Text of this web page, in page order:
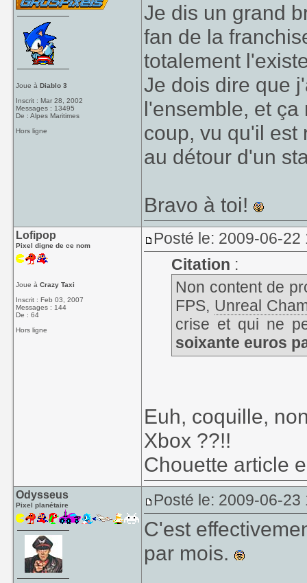
Joue àDiablo 3
Inscrit : Mar 28, 2002
Messages : 13495
De : Alpes Maritimes
Hors ligne
Je dis un grand
fan de la
totalement
Je dois dire que
l'ensemble, et
coup, vu qu'il est
au détour d'un
Bravo à toi!
Lofipop
Pixel digne de ce nom
Joue àCrazy Taxi
Inscrit : Feb 03, 2007
Messages : 144
De : 64
Hors ligne
Posté le: 2009-06-22
Citation :
Non content de
FPS, Unreal
crise et qui ne
soixante euros
Euh, coquille,
Xbox ??!!
Chouette article
Odysseus
Pixel planétaire Posté le: 2009-06-23
C'est
par mois.